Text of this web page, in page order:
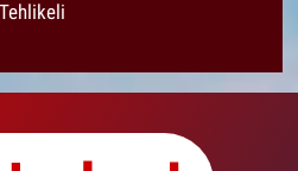
Tehlikeli